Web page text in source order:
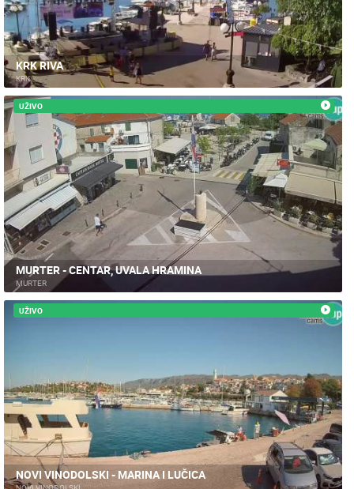
KRK RIVA
KRK
UŽIVO
MURTER - CENTAR, UVALA HRAMINA
MURTER
UŽIVO
NOVI VINODOLSKI - MARINA I LUČICA